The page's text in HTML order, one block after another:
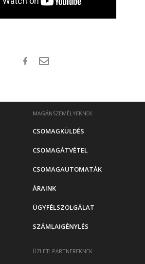
MAGÁNSZEMÉLYEKNEK
CSOMAGKÜLDÉS
CSOMAGÁTVÉTEL
CSOMAGAUTOMATÁK
ÁRAINK
ÜGYFÉLSZOLGÁLAT
SZÁMLAIGÉNYLÉS
ÜZLETI PARTNEREKNEK